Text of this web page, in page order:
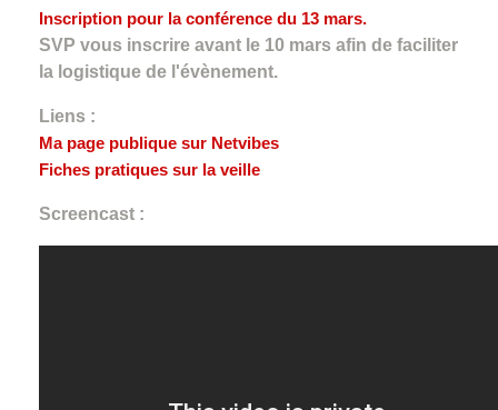
Inscription pour la conférence du 13 mars.
SVP vous inscrire avant le 10 mars afin de faciliter
la logistique de l'évènement.
Liens :
Ma page publique sur Netvibes
Fiches pratiques sur la veille
Screencast :